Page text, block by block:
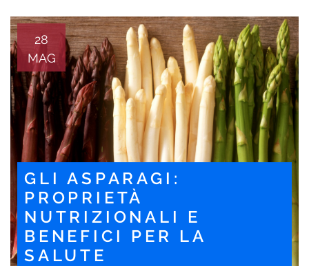
28
MAG
GLI ASPARAGI:
PROPRIETÀ
NUTRIZIONALI E
BENEFICI PER LA
SALUTE